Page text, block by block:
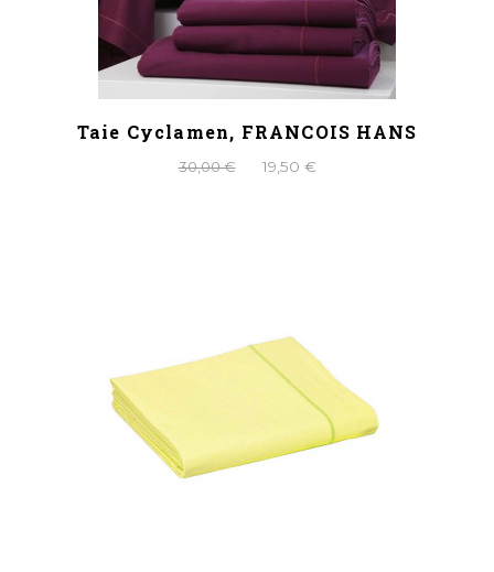
Taie Cyclamen, FRANCOIS HANS
30,00 € 19,50 €